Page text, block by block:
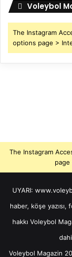
Voleybol
The Instagram
options page >
The Instagram
UYARI:
haber, köşe
hakkı Voleybol
Voleybol Magazin